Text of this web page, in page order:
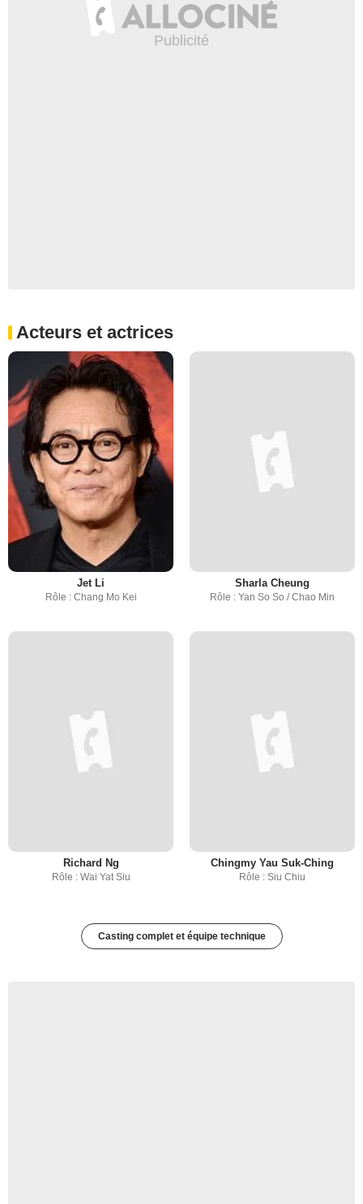
Acteurs et actrices
Jet Li
Rôle : Chang Mo Kei
Sharla Cheung
Rôle : Yan So So / Chao Min
Richard Ng
Rôle : Wai Yat Siu
Chingmy Yau Suk-Ching
Rôle : Siu Chiu
Casting complet et équipe technique